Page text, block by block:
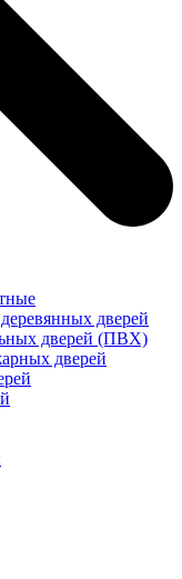
дверей
дверей (ПВХ)
дверей